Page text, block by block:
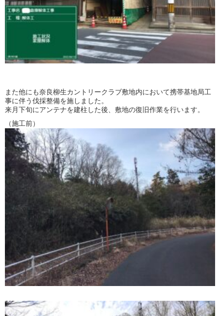
また他にも奈良柳生カントリークラブ敷地内において携帯基地局工
事に伴う伐採整備を施しました。
来月下旬にアンテナを建柱した後、敷地の復旧作業を行います。
（施工前）